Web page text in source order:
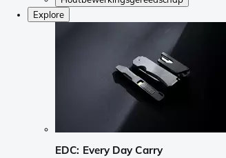
Explore
EDC: Every Day Carry